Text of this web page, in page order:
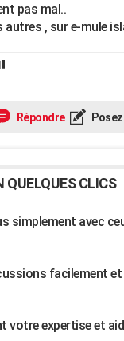
pas mal..
autres , sur e-mule
Répondre
QUELQUES CLICS
simplement avec
facilement
votre expertise et